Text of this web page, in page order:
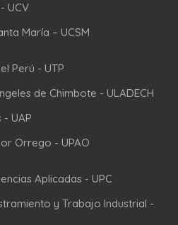
UCV
María – UCSM
Perú - UTP
de Chimbote - ULADECH
- UAP
Orrego - UPAO
Aplicadas - UPC
y Trabajo Industrial -